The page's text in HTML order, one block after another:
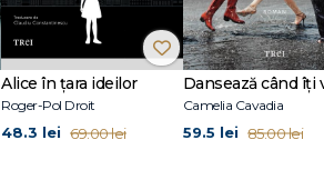
Alice în țara ideilor
Roger-Pol Droit
48.3 lei 69.00 lei
Camelia Cavadia
59.5 lei 85.00 lei